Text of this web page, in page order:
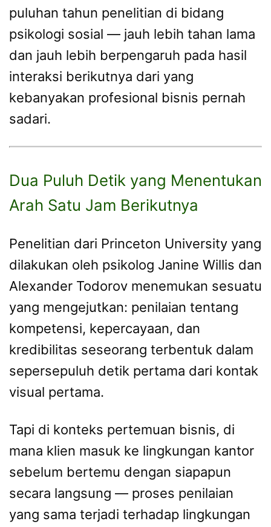
puluhan tahun penelitian di bidang
psikologi sosial — jauh lebih tahan lama
dan jauh lebih berpengaruh pada hasil
interaksi berikutnya dari yang
kebanyakan profesional bisnis pernah
sadari.
Dua Puluh Detik yang Menentukan
Arah Satu Jam Berikutnya
Penelitian dari Princeton University yang
dilakukan oleh psikolog Janine Willis dan
Alexander Todorov menemukan sesuatu
yang mengejutkan: penilaian tentang
kompetensi, kepercayaan, dan
kredibilitas seseorang terbentuk dalam
sepersepuluh detik pertama dari kontak
visual pertama.
Tapi di konteks pertemuan bisnis, di
mana klien masuk ke lingkungan kantor
sebelum bertemu dengan siapapun
secara langsung — proses penilaian
yang sama terjadi terhadap lingkungan